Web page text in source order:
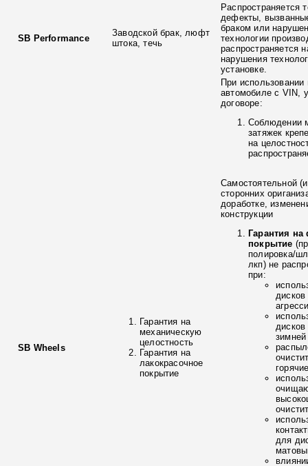
SB Performance
Заводской брак, люфт
штока, течь
Распространяется
дефекты,
браком или
технологии
распространяется
нарушения
установке.
SB Wheels
Гарантия на
механическую
целостность
Гарантия на
лакокрасочное
покрытие
При использовании
автомобиле с VIN,
договоре:
Соблюдении
затяжек
на
Самостоятельной
сторонних
доработке,
конструкции
Гарантия
покрытие
полировка/
лкп) не
при:
зимней
для